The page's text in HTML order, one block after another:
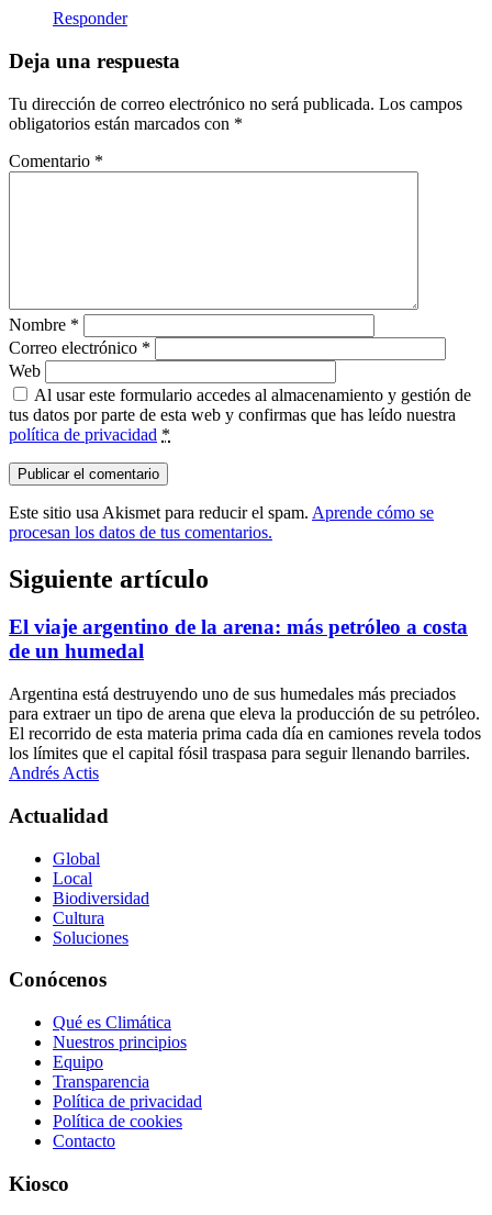
Responder
Deja una respuesta
Tu dirección de correo electrónico no será publicada. Los campos
obligatorios están marcados con *
Comentario *
Nombre *
Correo electrónico *
Web
Al usar este formulario accedes al almacenamiento y gestión de
tus datos por parte de esta web y confirmas que has leído nuestra
política de privacidad *
Este sitio usa Akismet para reducir el spam. Aprende cómo se
procesan los datos de tus comentarios.
Siguiente artículo
El viaje argentino de la arena: más petróleo a costa
de un humedal
Argentina está destruyendo uno de sus humedales más preciados
para extraer un tipo de arena que eleva la producción de su petróleo.
El recorrido de esta materia prima cada día en camiones revela todos
los límites que el capital fósil traspasa para seguir llenando barriles.
Andrés Actis
Actualidad
Global
Local
Biodiversidad
Cultura
Soluciones
Conócenos
Qué es Climática
Nuestros principios
Equipo
Transparencia
Política de privacidad
Política de cookies
Contacto
Kiosco